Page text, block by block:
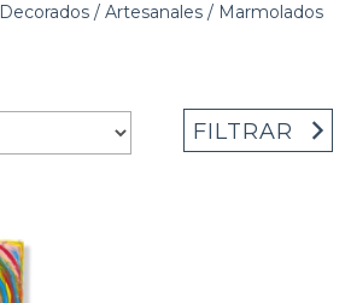
Decorados / Artesanales / Marmolados
FILTRAR